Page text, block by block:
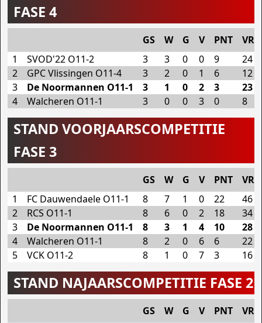
FASE 4
GS W G V PNT
VR
1
SVOD'22 O11-2 3 3 0 0 9
24
2
GPC Vlissingen O11-4 3 2 0 1 6
12
3
De Noormannen O11-1 3 1 0 2 3
23
4
Walcheren O11-1 3 0 0 3 0 8
STAND VOORJAARSCOMPETITIE
FASE 3
GS W G V PNT
VR
1
FC Dauwendaele O11-1 8 7 1 0 22
46
2
RCS O11-1 8 6 0 2 18
34
3
De Noormannen O11-1 8 3 1 4 10
28
4
Walcheren O11-1 8 2 0 6 6
22
5
VCK O11-2 8 1 0 7 3 16
STAND NAJAARSCOMPETITIE FASE 2
GS W G V PNT
VR